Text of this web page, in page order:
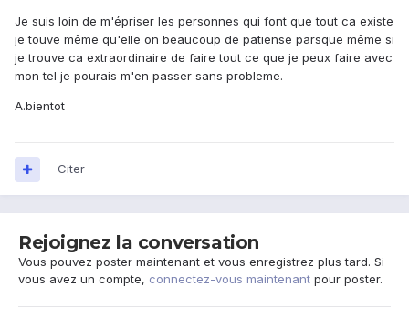
Je suis loin de m'épriser les personnes qui font que tout ca existe
je touve même qu'elle on beaucoup de patiense parsque même si
je trouve ca extraordinaire de faire tout ce que je peux faire avec
mon tel je pourais m'en passer sans probleme.
A.bientot
Citer
Rejoignez la conversation
Vous pouvez poster maintenant et vous enregistrez plus tard. Si
vous avez un compte, connectez-vous maintenant pour poster.